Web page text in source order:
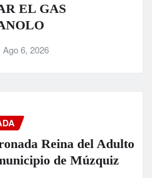
EL GAS
Ago 6, 2026
Reina del Adulto
de Múzquiz